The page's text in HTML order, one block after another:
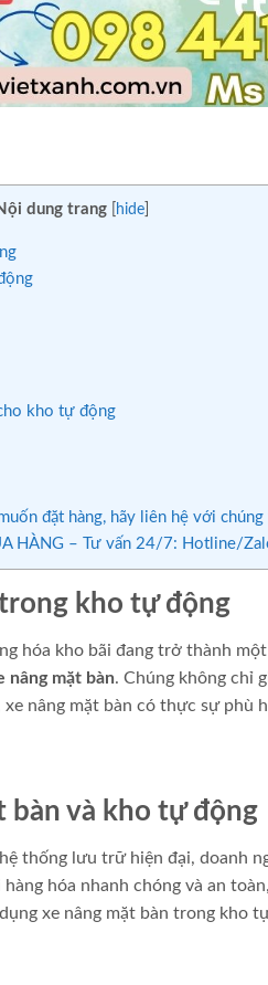
dung trang hide]
kho tự động
đặt hàng, hãy liên hệ với
HÀNG – Tư vấn 24/7: Hotline/
kho tự động
hóa kho bãi đang trở thành
nâng mặt bàn. Chúng không chỉ
nâng mặt bàn có thực sự phù
bàn và kho tự động
thống lưu trữ hiện đại, doanh
hóa nhanh chóng và an
xe nâng mặt bàn trong kho